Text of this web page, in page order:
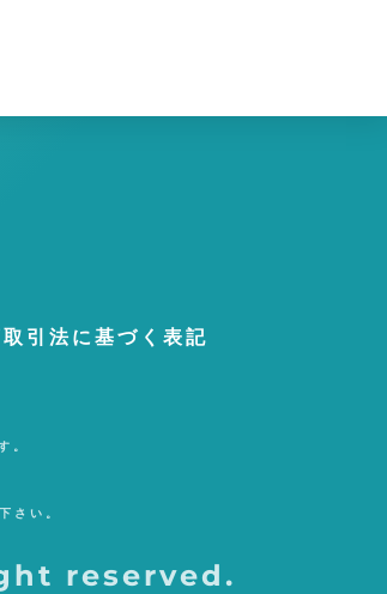
引法に基づく表記
。
さい。
reserved.